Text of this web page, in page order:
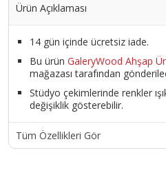
Ürün Açıklaması
14 gün içinde ücretsiz iade.
Bu ürün GaleryWood Ahşap
mağazası tarafından
Stüdyo çekimlerinde renkler
değişiklik gösterebilir.
Tüm Özellikleri Gör